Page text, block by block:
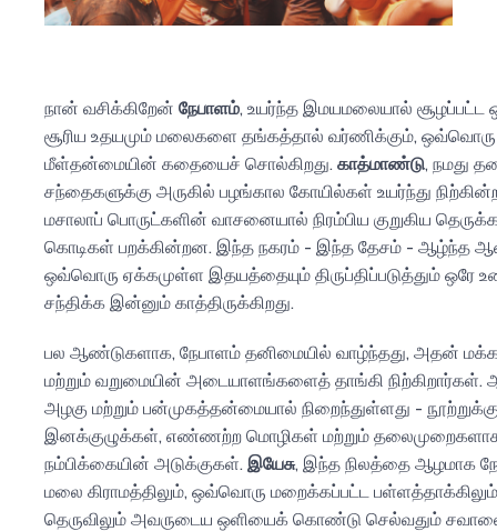
நான் வசிக்கிறேன் நேபாளம், உயர்ந்த இமயமலையால் சூழப்பட்ட
சூரிய உதயமும் மலைகளை தங்கத்தால் வர்ணிக்கும்,
மீள்தன்மையின் கதையைச் சொல்கிறது. காத்மாண்டு, நமது
சந்தைகளுக்கு அருகில் பழங்கால கோயில்கள் உயர்ந்து
மசாலாப் பொருட்களின் வாசனையால் நிரம்பிய குறுகிய
கொடிகள் பறக்கின்றன. இந்த நகரம் - இந்த தேசம் - ஆழ்ந்த
ஒவ்வொரு ஏக்கமுள்ள இதயத்தையும் திருப்திப்படுத்தும்
சந்திக்க இன்னும் காத்திருக்கிறது.
பல ஆண்டுகளாக, நேபாளம் தனிமையில் வாழ்ந்தது, அதன்
மற்றும் வறுமையின் அடையாளங்களைத் தாங்கி நிற்கிறார்கள்.
அழகு மற்றும் பன்முகத்தன்மையால் நிறைந்துள்ளது -
இனக்குழுக்கள், எண்ணற்ற மொழிகள் மற்றும்
நம்பிக்கையின் அடுக்குகள். இயேசு, இந்த நிலத்தை ஆழமாக
மலை கிராமத்திலும், ஒவ்வொரு மறைக்கப்பட்ட
தெருவிலும் அவருடைய ஒளியைக் கொண்டு செல்வதும்